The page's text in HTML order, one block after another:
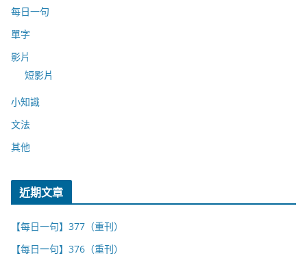
每日一句
單字
影片
短影片
小知識
文法
其他
近期文章
【每日一句】377（重刊）
【每日一句】376（重刊）